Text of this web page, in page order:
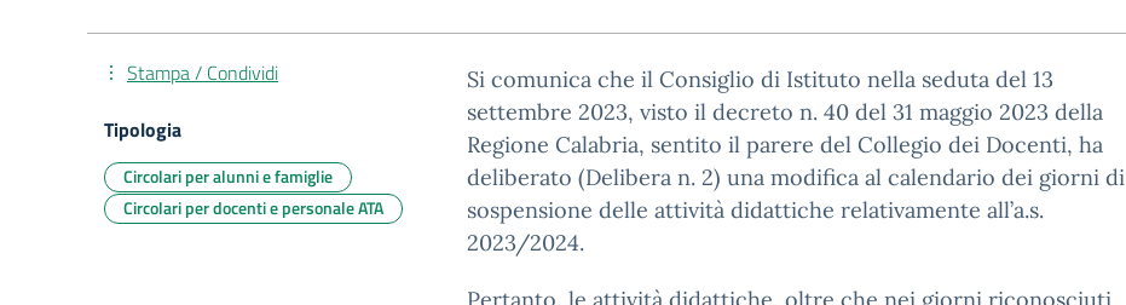
Si comunica che il Consiglio di Istituto nella seduta del 13
settembre 2023, visto il decreto n. 40 del 31 maggio 2023 della
Regione Calabria, sentito il parere del Collegio dei Docenti, ha
deliberato (Delibera n. 2) una modifica al calendario dei giorni di
sospensione delle attività didattiche relativamente all’a.s.
2023/2024.
Stampa / Condividi
Tipologia
Circolari per alunni e famiglie
Circolari per docenti e personale ATA